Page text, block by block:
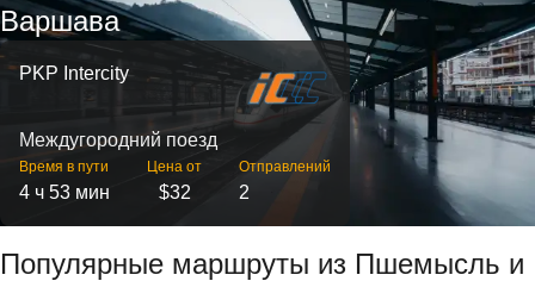
Варшава
PKP Intercity
Междугородний поезд
Время в пути
4 ч 53 мин
Цена от
$32
Отправлений
2
Популярные маршруты из Пшемысль и